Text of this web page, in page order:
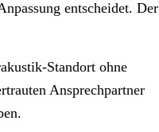
entscheidet. Der
Standort ohne
Ansprechpartner